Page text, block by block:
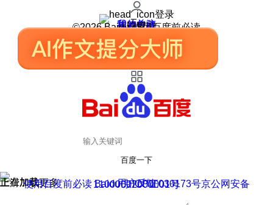
登录
我的关注
我的收藏
皮肤中心
用户反馈
设置
©2026 Baidu 使用百度前必读
百度一下
正在加载
上滑加载更多 用户反馈
使用百度前必读 Baidu 京ICP证030173号
京公网安备11000002000001号